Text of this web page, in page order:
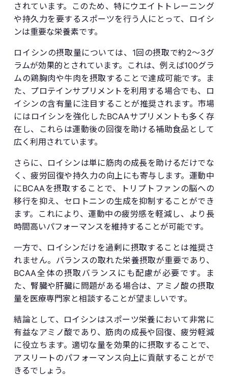
されています。このため、特にウエイトトレーニング
や持久力を要するスポーツを行う人にとって、ロイシ
ンは重要な栄養素です。
ロイシンの摂取量については、1回の摂取で約2〜3グ
ラムが効果的とされています。これは、例えば100グラ
ムの鶏胸肉や牛肉を摂取することで達成可能です。ま
た、プロテインサプリメントを利用する場合でも、ロ
イシンの含有量に注目することが推奨されます。市場
にはロイシンを強化したBCAAサプリメントも多く存
在し、これらは運動後の回復を助ける補助食品として
広く利用されています。
さらに、ロイシンは単に筋肉の成長を助けるだけでな
く、疲労回復や持久力の向上にも寄与します。運動中
にBCAAを摂取することで、トリプトファンの脳への
移行を抑え、セロトニンの生成を抑制することができ
ます。これにより、運動中の疲労感を軽減し、より長
時間高いパフォーマンスを維持することが可能です。
一方で、ロイシンだけを過剰に摂取することは推奨さ
れません。バランスの取れた栄養摂取が重要であり、
BCAA全体の摂取バランスにも配慮が必要です。ま
た、腎臓や肝臓に問題がある場合は、アミノ酸の摂取
量を医療専門家と相談することが望ましいです。
結論として、ロイシンはスポーツ栄養において非常に
有益なアミノ酸であり、筋肉の成長や回復、疲労軽減
に役立ちます。適切な量を効果的に摂取することで、
アスリートのパフォーマンス向上に貢献することがで
きるでしょう。